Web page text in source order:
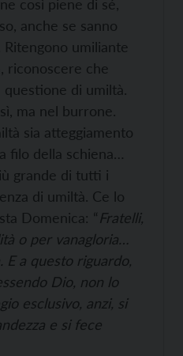
così piene di sé,
anche se sanno
Ritengono umiliante
riconoscere che
questione di umiltà.
ma nel burrone.
sia atteggiamento
filo della schiena…
grande di tutti i
di umiltà. Ce lo
Domenica: “Fratelli,
o per vanagloria…
a questo riguardo,
Dio, non lo
esclusivo, anzi, si
e si fece